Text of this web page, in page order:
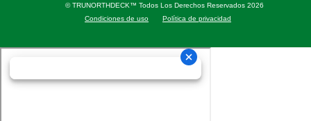
© TRUNORTHDECK™ Todos Los Derechos Reservados 2026
Condiciones de uso
Política de privacidad